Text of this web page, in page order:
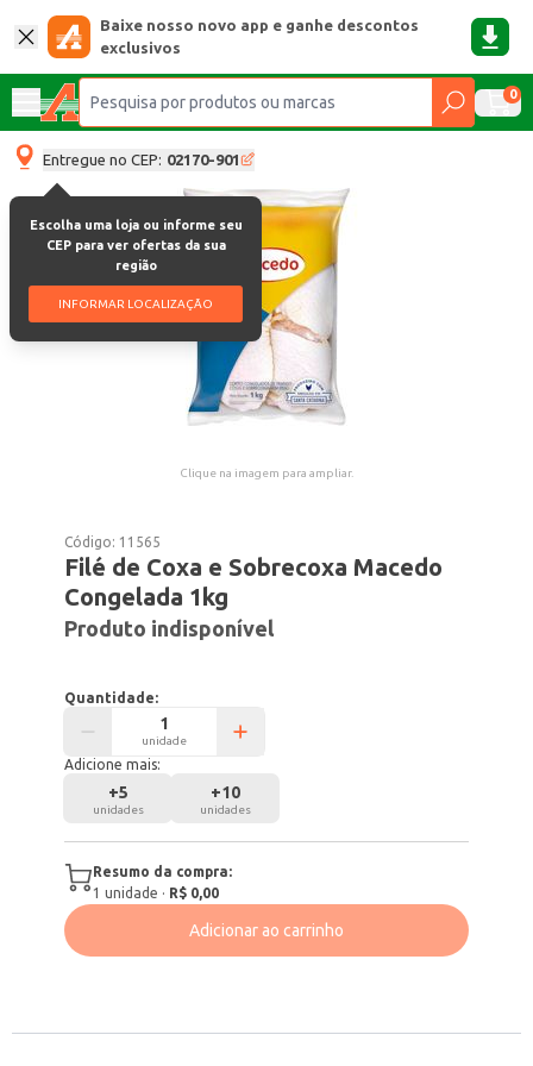
Baixe nosso novo app e ganhe descontos
exclusivos
0
Entregue no CEP: 02170-901
Escolha uma loja ou informe seu
CEP para ver ofertas da sua
região
INFORMAR LOCALIZAÇÃO
Clique na imagem para ampliar.
Código: 11565
Filé de Coxa e Sobrecoxa Macedo
Congelada 1kg
Produto indisponível
Quantidade:
unidade
Adicione mais:
+5
unidades
+10
unidades
Resumo da compra:
1 unidade · R$ 0,00
Adicionar ao carrinho